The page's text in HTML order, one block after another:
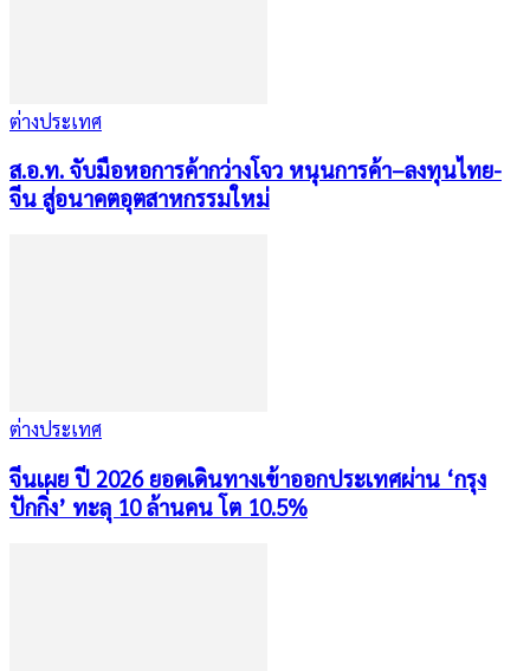
ต่างประเทศ
ส.อ.ท. จับมือหอการค้ากว่างโจว หนุนการค้า–ลงทุนไทย-
จีน สู่อนาคตอุตสาหกรรมใหม่
ต่างประเทศ
จีนเผย ปี 2026 ยอดเดินทางเข้าออกประเทศผ่าน ‘กรุง
ปักกิ่ง’ ทะลุ 10 ล้านคน โต 10.5%